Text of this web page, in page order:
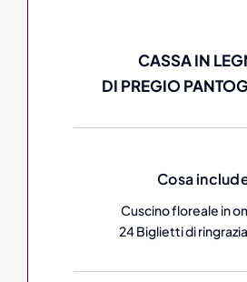
CASSA IN
DI PREGIO
Cosa
Cuscino floreale in
24 Biglietti di